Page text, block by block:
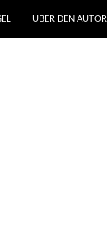
ÜBER DEN AUTOR